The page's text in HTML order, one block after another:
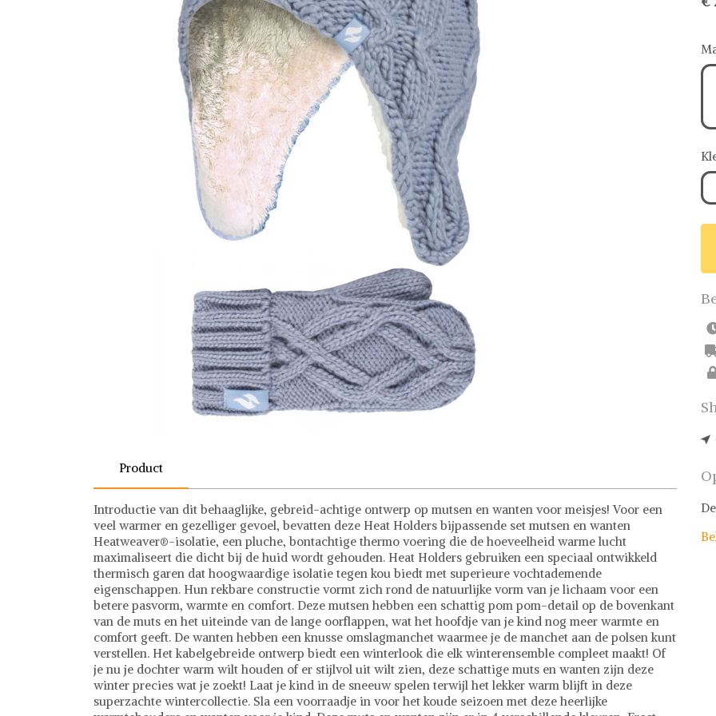
Product
Introductie van dit behaaglijke, gebreid-achtige ontwerp op mutsen en wanten voor meisjes! Voor een
veel warmer en gezelliger gevoel, bevatten deze Heat Holders bijpassende set mutsen en wanten
Heatweaver®-isolatie, een pluche, bontachtige thermo voering die de hoeveelheid warme lucht
maximaliseert die dicht bij de huid wordt gehouden. Heat Holders gebruiken een speciaal ontwikkeld
thermisch garen dat hoogwaardige isolatie tegen kou biedt met superieure vochtademende
eigenschappen. Hun rekbare constructie vormt zich rond de natuurlijke vorm van je lichaam voor een
betere pasvorm, warmte en comfort. Deze mutsen hebben een schattig pom pom-detail op de bovenkant
van de muts en het uiteinde van de lange oorflappen, wat het hoofdje van je kind nog meer warmte en
comfort geeft. De wanten hebben een knusse omslagmanchet waarmee je de manchet aan de polsen kunt
verstellen. Het kabelgebreide ontwerp biedt een winterlook die elk winterensemble compleet maakt! Of
je nu je dochter warm wilt houden of er stijlvol uit wilt zien, deze schattige muts en wanten zijn deze
winter precies wat je zoekt! Laat je kind in de sneeuw spelen terwijl het lekker warm blijft in deze
superzachte wintercollectie. Sla een voorraadje in voor het koude seizoen met deze heerlijke